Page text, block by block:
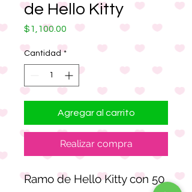
de Hello Kitty
$1,100.00 Precio
Cantidad *
Agregar al carrito
Realizar compra
Ramo de Hello Kitty con 50